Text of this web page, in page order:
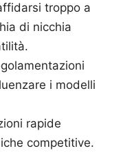
troppo a
di nicchia
i modelli
rapide
competitive.